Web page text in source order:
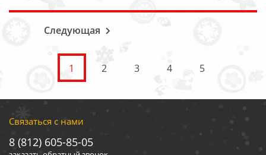
Следующая
1 2 3 4 5
Связаться с нами
8 (812) 605-85-05